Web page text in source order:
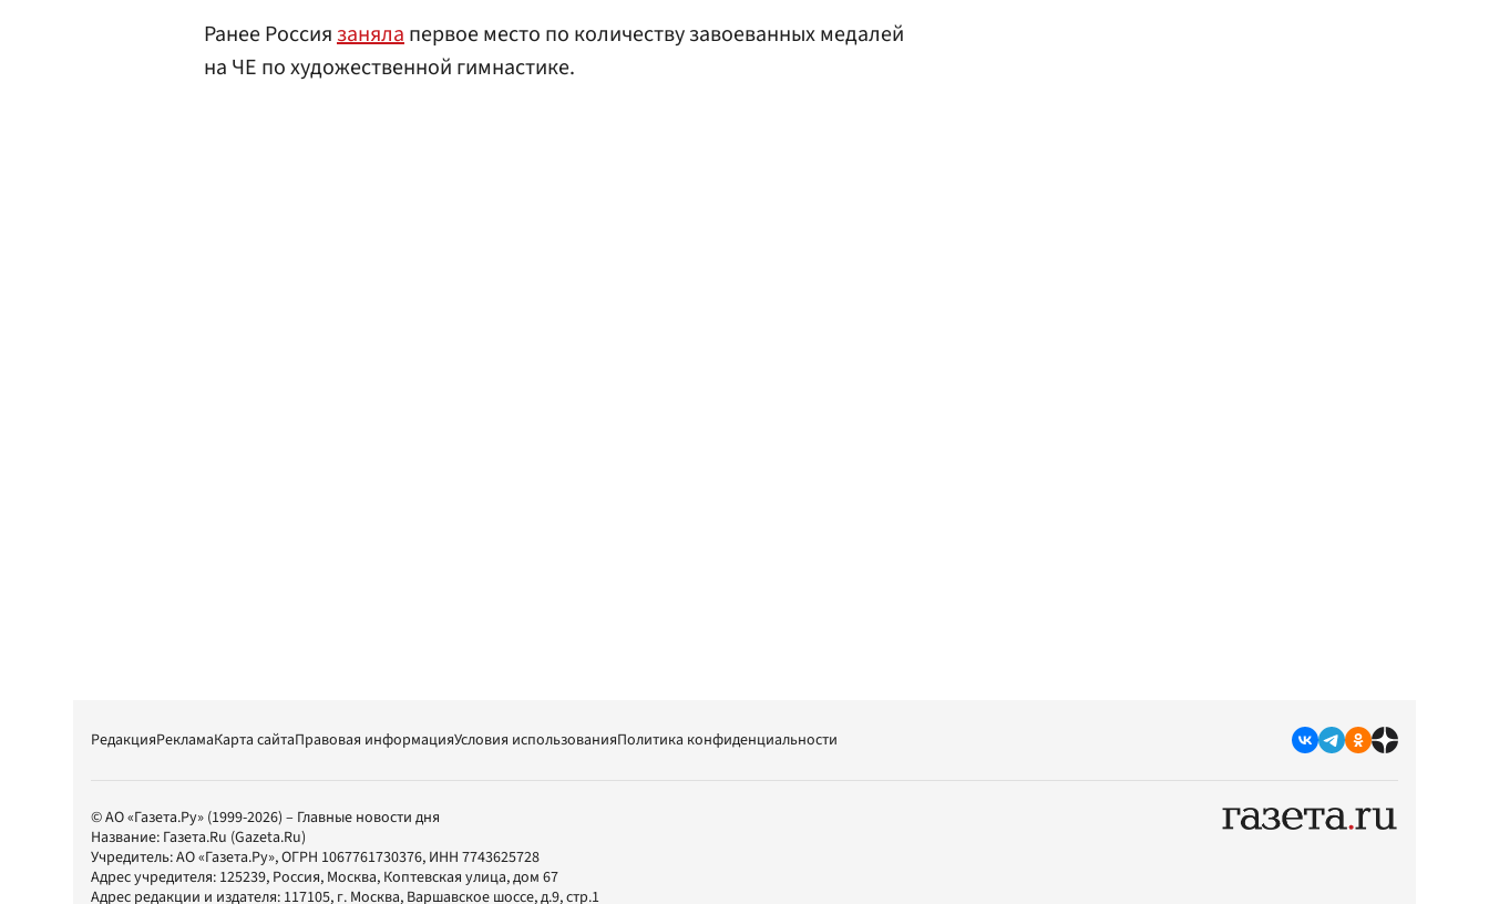
Ранее Россиязанялапервое место по количеству завоеванных медалей
на ЧЕ по художественной гимнастике.
РедакцияРекламаКарта сайтаПравовая информацияУсловия использованияПолитика конфиденциальности
© АО «Газета.Ру» (1999-2026) – Главные новости дня
Название: Газета.Ru (Gazeta.Ru)
Учредитель:АО «Газета.Ру», ОГРН 1067761730376, ИНН 7743625728
Адрес учредителя: 125239, Россия, Москва, Коптевская улица, дом 67
Адрес редакции и издателя: 117105, г. Москва, Варшавское шоссе, д.9, стр.1